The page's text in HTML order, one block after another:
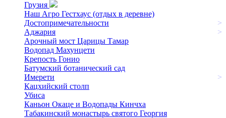
Грузия
Наш Агро Гестхаус (отдых в деревне)
Достопримечательности
>
Аджария
>
Арочный мост Царицы Тамар
Водопад Махунцети
Крепость Гонио
Батумский ботанический сад
Имерети
>
Кацхийский столп
Убиса
Каньон Окаце и Водопады Кинчха
Табакинский монастырь святого Георгия